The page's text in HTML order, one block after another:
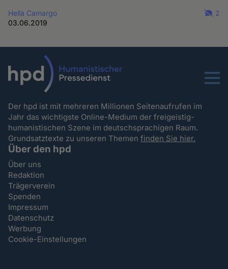
Hella Camargo
03.06.2019
2
Menu
Der hpd ist mit mehreren Millionen Seitenaufrufen im
Jahr das wichtigste Online-Medium der freigeistig-
humanistischen Szene im deutschsprachigen Raum.
Grundsatztexte zu unseren Themenfinden Sie hier.
Über den hpd
Über uns
Redaktion
Trägerverein
Spenden
Impressum
Datenschutz
Werbung
Cookie-Einstellungen